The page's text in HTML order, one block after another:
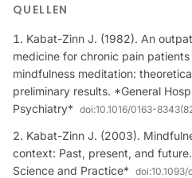
QUELLEN
Kabat-Zinn J. (1982). An
medicine for chronic pain
mindfulness meditation:
preliminary results. *General
Psychiatry* doi:10.1016/0163-
Kabat-Zinn J. (2003).
context: Past, present, and
Science and Practice* doi:10.1093/